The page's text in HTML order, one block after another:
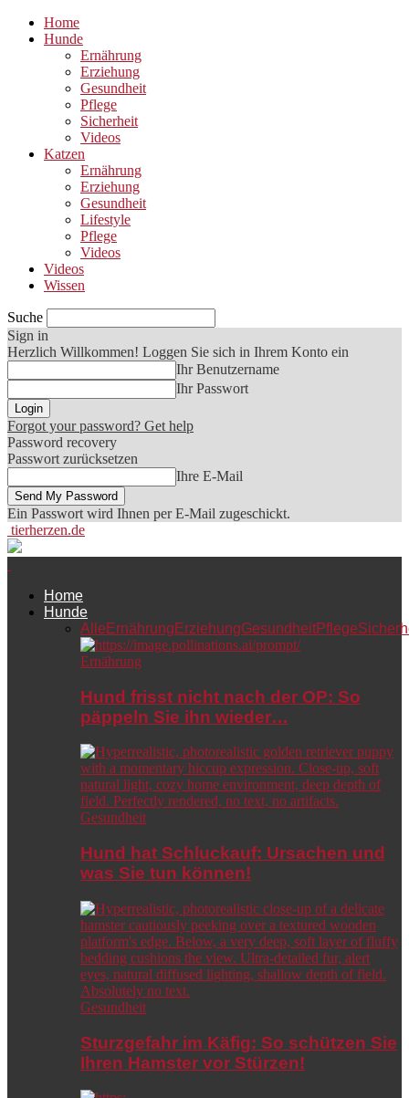
Home
Hunde
Ernährung
Erziehung
Gesundheit
Pflege
Sicherheit
Videos
Katzen
Ernährung
Erziehung
Gesundheit
Lifestyle
Pflege
Videos
Videos
Wissen
Suche
Sign in
Herzlich Willkommen! Loggen Sie sich in Ihrem Konto ein
Ihr Benutzername
Ihr Passwort
Forgot your password? Get help
Password recovery
Passwort zurücksetzen
Ihre E-Mail
Ein Passwort wird Ihnen per E-Mail zugeschickt.
tierherzen.de
Home
Hunde
Alle Ernährung ErziehungGesundheitPflege
Ernährung
Hund frisst nicht nach der OP: So
päppeln Sie ihn wieder…
Gesundheit
Hund hat Schluckauf: Ursachen und
was Sie tun können!
Gesundheit
Sturzgefahr im Käfig: So schützen Sie
Ihren Hamster vor Stürzen!